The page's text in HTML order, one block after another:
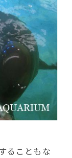
ることもな